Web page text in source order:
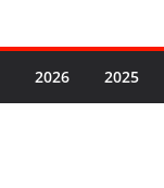
2026 2025